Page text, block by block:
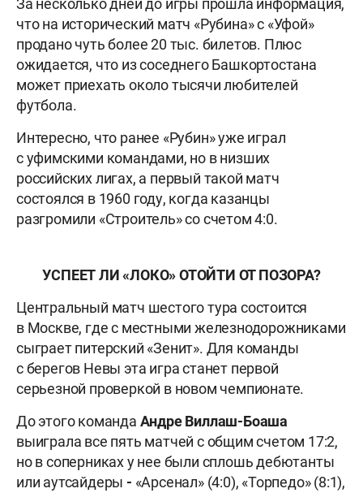
За несколько дней до игры прошла информация,
что на исторический матч «Рубина» с «Уфой»
продано чуть более 20 тыс. билетов. Плюс
ожидается, что из соседнего Башкортостана
может приехать около тысячи любителей
футбола.
Интересно, что ранее «Рубин» уже играл
с уфимскими командами, но в низших
российских лигах, а первый такой матч
состоялся в 1960 году, когда казанцы
разгромили «Строитель» со счетом 4:0.
УСПЕЕТ ЛИ «ЛОКО» ОТОЙТИ ОТ ПОЗОРА?
Центральный матч шестого тура состоится
в Москве, где с местными железнодорожниками
сыграет питерский «Зенит». Для команды
с берегов Невы эта игра станет первой
серьезной проверкой в новом чемпионате.
До этого команда Андре Виллаш-Боаша
выиграла все пять матчей с общим счетом 17:2,
но в соперниках у нее были сплошь дебютанты
или аутсайдеры - «Арсенал» (4:0), «Торпедо» (8:1),